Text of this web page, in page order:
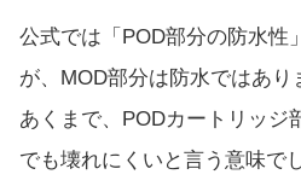
公式では「POD部分の防水性
が、MOD部分は防水ではあり
あくまで、PODカートリッジ
でも壊れにくいと言う意味で